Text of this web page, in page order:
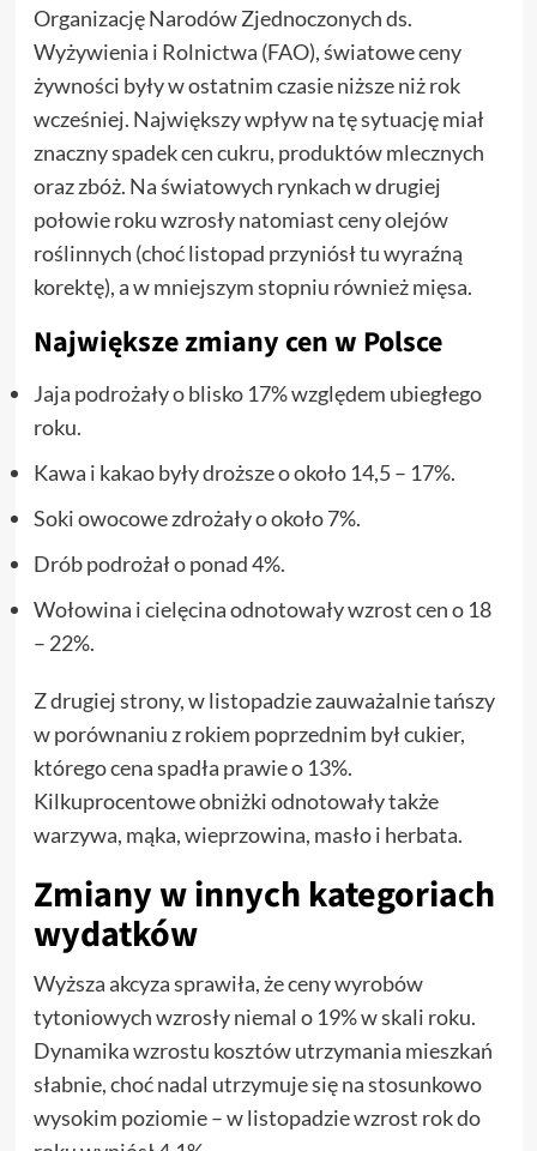
Organizację Narodów Zjednoczonych ds.
Wyżywienia i Rolnictwa (FAO), światowe ceny
żywności były w ostatnim czasie niższe niż rok
wcześniej. Największy wpływ na tę sytuację miał
znaczny spadek cen cukru, produktów mlecznych
oraz zbóż. Na światowych rynkach w drugiej
połowie roku wzrosły natomiast ceny olejów
roślinnych (choć listopad przyniósł tu wyraźną
korektę), a w mniejszym stopniu również mięsa.
Największe zmiany cen w Polsce
Jaja podrożały o blisko 17% względem ubiegłego
roku.
Kawa i kakao były droższe o około 14,5 – 17%.
Soki owocowe zdrożały o około 7%.
Drób podrożał o ponad 4%.
Wołowina i cielęcina odnotowały wzrost cen o 18
– 22%.
Z drugiej strony, w listopadzie zauważalnie tańszy
w porównaniu z rokiem poprzednim był cukier,
którego cena spadła prawie o 13%.
Kilkuprocentowe obniżki odnotowały także
warzywa, mąka, wieprzowina, masło i herbata.
Zmiany w innych kategoriach
wydatków
Wyższa akcyza sprawiła, że ceny wyrobów
tytoniowych wzrosły niemal o 19% w skali roku.
Dynamika wzrostu kosztów utrzymania mieszkań
słabnie, choć nadal utrzymuje się na stosunkowo
wysokim poziomie – w listopadzie wzrost rok do